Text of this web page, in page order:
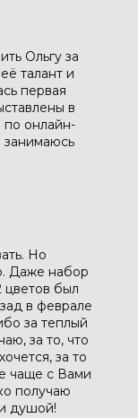
Ольгу за
талант и
первая
в
по онлайн-
занимаюсь
Но
Даже набор
цветов был
в феврале
за теплый
за то, что
за то
чаще с Вами
получаю
душой!